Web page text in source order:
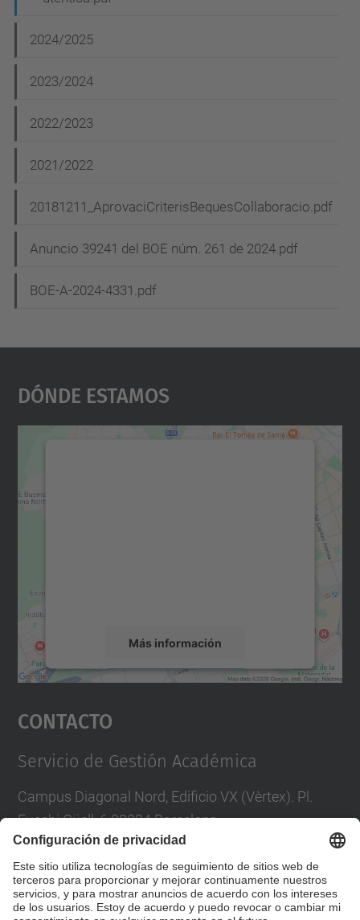
2024/2025
2023/2024
2022/2023
2021/2022
20181211_AprovaciCriterisBequesCollaboracio.pdf
Anuncio 39241 del BOE núm. 261 de 2024.pdf
BOE-A-2024-4331.pdf
Dónde Estamos
Más información
Aceptar
powered by
Contacto
Servicio de Gestión Académica
Campus Diagonal Nord, Edificio VX (Vèrtex). Pl.
Eusebi Güell, 6 08034 Barcelona
Directorio UPC